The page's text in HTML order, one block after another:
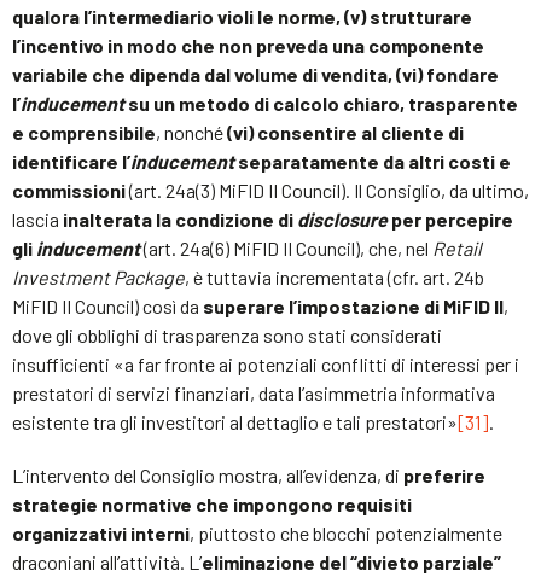
qualora l’intermediario violi le norme, (v) strutturare
l’incentivo in modo che non preveda una componente
variabile che dipenda dal volume di vendita, (vi) fondare
l’inducementsu un metodo di calcolo chiaro, trasparente
e comprensibile, nonché(vi) consentire al cliente di
identificare l’inducementseparatamente da altri costi e
commissioni(art. 24a(3) MiFID II Council). Il Consiglio, da ultimo,
lascia inalterata la condizione di disclosureper percepire
gli inducement(art. 24a(6) MiFID II Council), che, nel Retail
Investment Package, è tuttavia incrementata (cfr. art. 24b
MiFID II Council) così da superare l’impostazione di MiFID II,
dove gli obblighi di trasparenza sono stati considerati
insufficienti «a far fronte ai potenziali conflitti di interessi per i
prestatori di servizi finanziari, data l’asimmetria informativa
esistente tra gli investitori al dettaglio e tali prestatori»[31].
L’intervento del Consiglio mostra, all’evidenza, di preferire
strategie normative che impongono requisiti
organizzativi interni, piuttosto che blocchi potenzialmente
draconiani all’attività. L’eliminazione del “divieto parziale”